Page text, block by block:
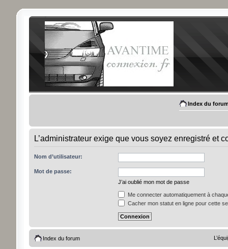
Index du
L’administrateur exige que vous soyez enregistré et
Nom d’utilisateur:
Mot de passe:
J’ai oublié mon mot de passe
Me connecter automatiquement à
Cacher mon statut en ligne pour cette
Index du forum